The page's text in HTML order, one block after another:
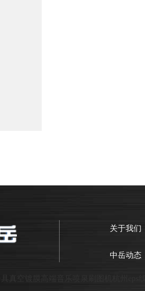
关于我们
中岳动态